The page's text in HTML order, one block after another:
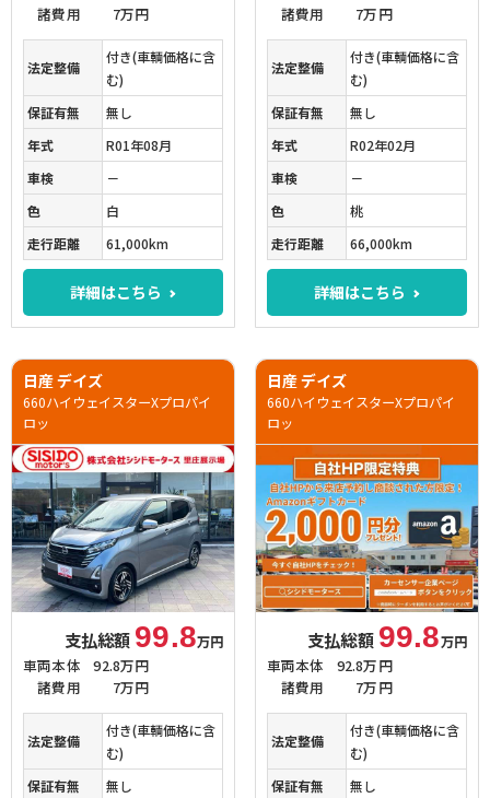
諸費用
7万円
法定整備
付き(車輌価格に含
む)
保証有無
無し
年式
R01年08月
車検
－
色
白
走行距離
61,000km
詳細はこちら
諸費用
7万円
法定整備
付き(車輌価格に含
む)
保証有無
無し
年式
R02年02月
車検
－
色
桃
走行距離
66,000km
詳細はこちら
日産 デイズ
660ハイウェイスターXプロパイ
ロッ
支払総額 99.8万円
車両本体
92.8万円
諸費用
7万円
法定整備
付き(車輌価格に含
む)
保証有無
無し
日産 デイズ
660ハイウェイスターXプロパイ
ロッ
支払総額 99.8万円
車両本体
92.8万円
諸費用
7万円
法定整備
付き(車輌価格に含
む)
保証有無
無し